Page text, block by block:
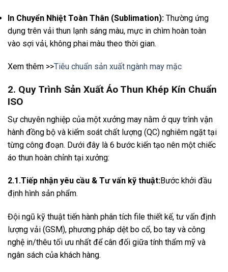
In Chuyển Nhiệt Toàn Thân (Sublimation): Thường ứng
dụng trên vải thun lạnh sáng màu, mực in chìm hoàn toàn
vào sợi vải, không phai màu theo thời gian.
Xem thêm >>Tiêu chuẩn sản xuất ngành may mặc
2. Quy Trình Sản Xuất Áo Thun Khép Kín Chuẩn
ISO
Sự chuyên nghiệp của một xưởng may nằm ở quy trình vận
hành đồng bộ và kiểm soát chất lượng (QC) nghiêm ngặt tại
từng công đoạn. Dưới đây là 6 bước kiến tạo nên một chiếc
áo thun hoàn chỉnh tại xưởng:
2.1.Tiếp nhận yêu cầu & Tư vấn kỹ thuật:Bước khởi đầu
định hình sản phẩm.
Đội ngũ kỹ thuật tiến hành phân tích file thiết kế, tư vấn định
lượng vải (GSM), phương pháp dệt bo cổ, bo tay và công
nghệ in/thêu tối ưu nhất để cân đối giữa tính thẩm mỹ và
ngân sách của khách hàng.